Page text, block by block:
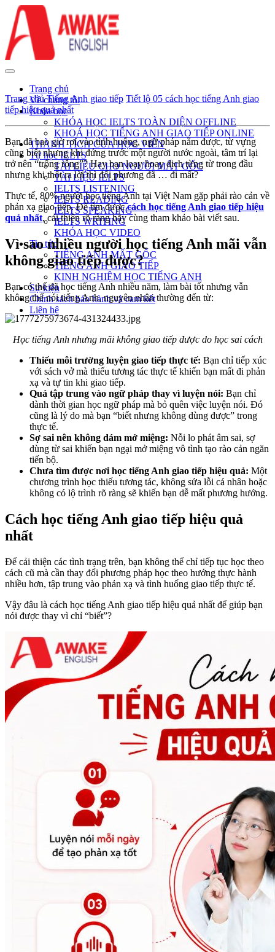
Trang chủ
Về chúng tôi
Khóa học
KHÓA HỌC IELTS TOÀN DIỆN OFFLINE
KHOÁ HỌC TIẾNG ANH GIAO TIẾP ONLINE
THÀNH TÍCH CỦA HỌC VIÊN
Tự học IELTS
TÀI LIỆU CHO NGƯỜI MẤT GỐC
TÀI LIỆU IELTS
IELTS LISTENING
IELTS READING
IELTS SPEAKING
IELTS WRITING
KHÓA HỌC VIDEO
Tin tức
TIẾNG ANH MẤT GỐC
TIẾNG ANH GIAO TIẾP
KINH NGHIỆM HỌC TIẾNG ANH
Sự kiện
Chính sách bảo hành và cam kết
Liên hệ
Trang chủ Tiếng Anh giao tiếp Tiết lộ 05 cách học tiếng Anh giao
tiếp hiệu quả nhất
Bạn đã bao giờ rơi vào tình huống, ngữ pháp nắm được, từ vựng
cũng biết nhưng khi đứng trước một người nước ngoài, tâm trí lại
trở nên “trống rỗng”? Hay bạn loay hoay dịch từng từ trong đầu
nhưng khi thốt ra lời thì đối phương đã … đi mất?
Thực tế, 80% người học tiếng Anh tại Việt Nam gặp phải rào cản về
phản xạ giao tiếp. Để tìm đượccách học tiếng Anh giao tiếp hiệu
quả nhất, cải thiện rõ ràng hãy cùng tham khảo bài viết sau.
Vì sao nhiều người học tiếng Anh mãi vẫn
không giao tiếp được?
Bạn có thể đã học tiếng Anh nhiều năm, làm bài tốt nhưng vẫn
không thể nói tiếng Anh, nguyên nhân thường đến từ:
Học tiếng Anh nhưng mãi không giao tiếp được do học sai cách
Thiếu môi trường luyện giao tiếp thực tế: Bạn chỉ tiếp xúc
với sách vở mà thiếu tương tác thực tế khiến bạn mất đi phản
xạ và tự tin khi giao tiếp.
Quá tập trung vào ngữ pháp thay vì luyện nói: Bạn chỉ
dành thời gian học ngữ pháp mà bỏ quên việc luyện nói. Đó
cũng là lý do mà bạn “biết nhưng không dùng được” trong
thực tế.
Sợ sai nên không dám mở miệng: Nỗi lo phát âm sai, sợ
dùng từ sai khiến bạn ngại mở miệng vô tình tạo rào cản ngăn
tiến bộ.
Chưa tìm được nơi học tiếng Anh giao tiếp hiệu quả: Một
chương trình học thiếu tương tác, không sửa lỗi cá nhân hoặc
không có lộ trình rõ ràng sẽ khiến bạn dễ mất phương hướng.
Cách học tiếng Anh giao tiếp hiệu quả
nhất
Để cải thiện các tình trạng trên, bạn không thể chỉ tiếp tục học theo
cách cũ mà cần thay đổi phương pháp học theo hướng thực hành
nhiều hơn, tập trung vào phản xạ và tình huống giao tiếp thực tế.
Vậy đâu là cách học tiếng Anh giao tiếp hiệu quả nhất để giúp bạn
nói được thay vì chỉ “biết”?